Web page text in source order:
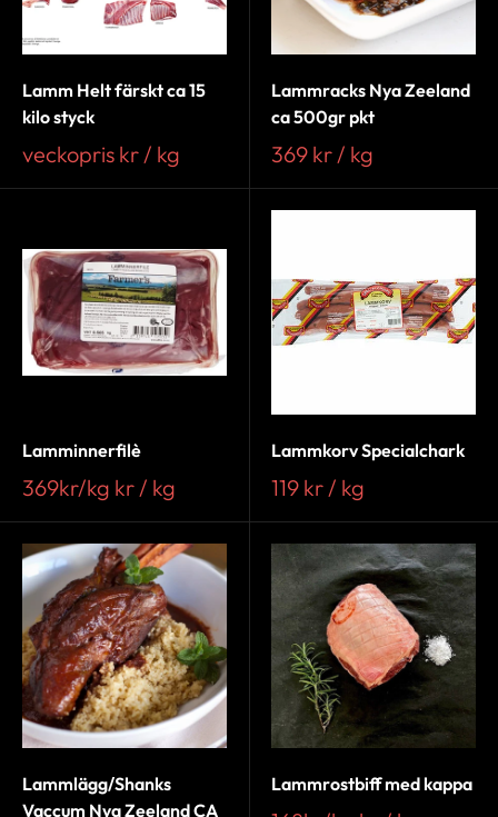
Lamm Helt färskt ca 15
kilo styck
veckopris kr / kg
Lammracks Nya Zeeland
ca 500gr pkt
369 kr / kg
Lamminnerfilè
369kr/kg kr / kg
Lammkorv Specialchark
119 kr / kg
Lammlägg/Shanks
Vaccum Nya Zeeland CA
Lammrostbiff med kappa